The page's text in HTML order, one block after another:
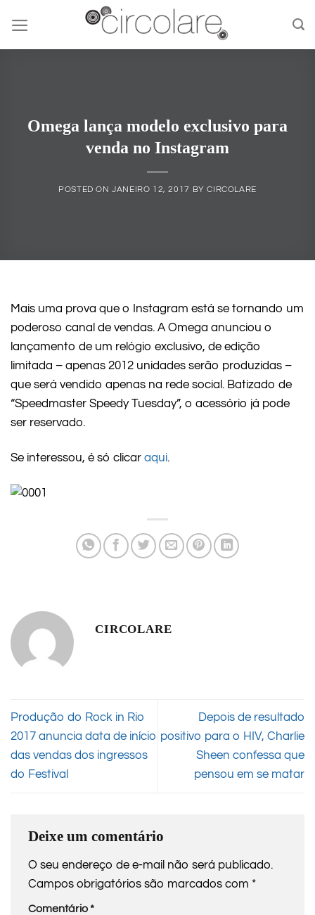
content
Omega lança modelo exclusivo para
venda no Instagram
POSTED ONJANEIRO 12, 2017 BYCIRCOLARE
Mais uma prova que o Instagram está se tornando um
poderoso canal de vendas. A Omega anunciou o
lançamento de um relógio exclusivo, de edição
limitada – apenas 2012 unidades serão produzidas –
que será vendido apenas na rede social. Batizado de
“Speedmaster Speedy Tuesday”, o acessório já pode
ser reservado.
Se interessou, é só clicar aqui.
CIRCOLARE
Produção do Rock in Rio
2017 anuncia data de início
das vendas dos ingressos
do Festival
Depois de resultado
positivo para o HIV, Charlie
Sheen confessa que
pensou em se matar
Deixe um comentário
O seu endereço de e-mail não será publicado.
Campos obrigatórios são marcados com *
Comentário*